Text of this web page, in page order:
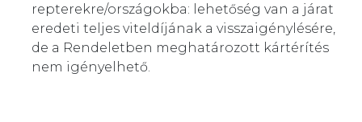
repterekre/országokba: lehetőség van a járat
eredeti teljes viteldíjának a visszaigénylésére,
de a Rendeletben meghatározott kártérítés
nem igényelhető.